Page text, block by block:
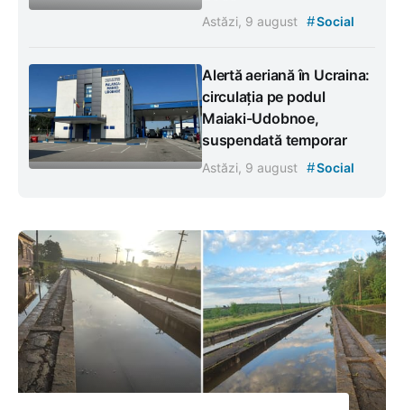
Astăzi, 9 august #Social
Alertă aeriană în Ucraina:
circulația pe podul
Maiaki-Udobnoe,
suspendată temporar
Astăzi, 9 august #Social